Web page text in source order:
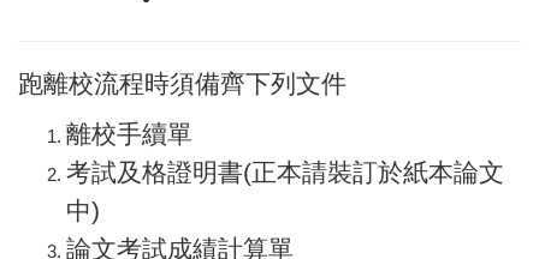
跑離校流程時須備齊下列文件
離校手續單
考試及格證明書(正本請裝訂於紙本論文
中)
論文考試成績計算單